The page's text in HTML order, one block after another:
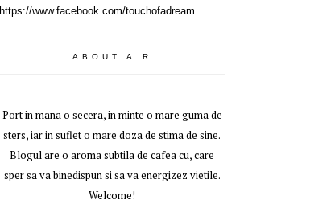
https://www.facebook.com/touchofadream
ABOUT A.R
Port in mana o secera, in minte o mare guma de
sters, iar in suflet o mare doza de stima de sine.
Blogul are o aroma subtila de cafea cu, care
sper sa va binedispun si sa va energizez vietile.
Welcome!